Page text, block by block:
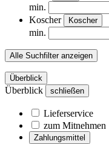
min.
Koscher
Koscher
min.
Alle Suchfilter anzeigen
Überblick
Überblick schließen
Lieferservice
zum Mitnehmen
Zahlungsmittel